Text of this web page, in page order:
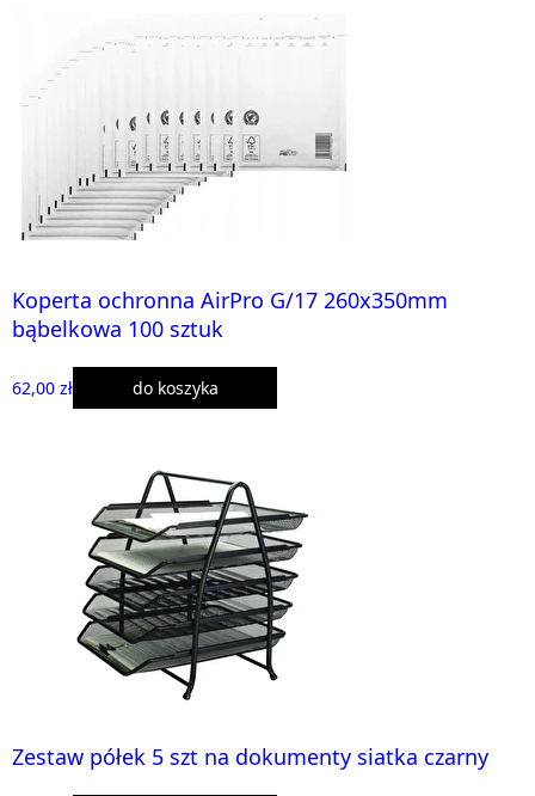
Koperta ochronna AirPro G/17 260x350mm
bąbelkowa 100 sztuk
62,00 zł do koszyka
Zestaw półek 5 szt na dokumenty siatka czarny